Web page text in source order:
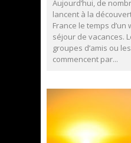
Aujourd’hui, de
lancent à la
France le temps d’un
séjour de vacances.
groupes d’amis ou
commencent par...